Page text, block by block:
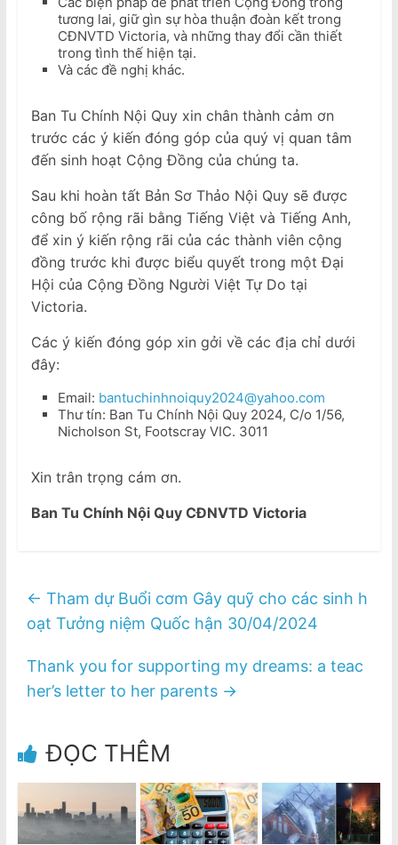
tương lai, giữ gìn sự hòa thuận đoàn kết trong
CĐNVTD Victoria, và những thay đổi cần thiết
trong tình thế hiện tại.
Và các đề nghị khác.
Ban Tu Chính Nội Quy xin chân thành cảm ơn
trước các ý kiến đóng góp của quý vị quan tâm
đến sinh hoạt Cộng Đồng của chúng ta.
Sau khi hoàn tất Bản Sơ Thảo Nội Quy sẽ được
công bố rộng rãi bằng Tiếng Việt và Tiếng Anh,
để xin ý kiến rộng rãi của các thành viên cộng
đồng trước khi được biểu quyết trong một Đại
Hội của Cộng Đồng Người Việt Tự Do tại
Victoria.
Các ý kiến đóng góp xin gởi về các địa chỉ dưới
đây:
Email: bantuchinhnoiquy2024@yahoo.com
Thư tín: Ban Tu Chính Nội Quy 2024, C/o 1/56,
Nicholson St, Footscray VIC. 3011
Xin trân trọng cám ơn.
Ban Tu Chính Nội Quy CĐNVTD Victoria
← Tham dự Buổi cơm Gây quỹ cho các sinh h
oạt Tưởng niệm Quốc hận 30/04/2024
Thank you for supporting my dreams: a teac
her’s letter to her parents →
ĐỌC THÊM